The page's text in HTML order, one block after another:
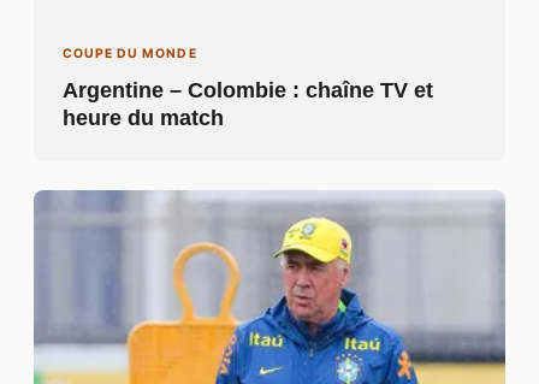
COUPE DU MONDE